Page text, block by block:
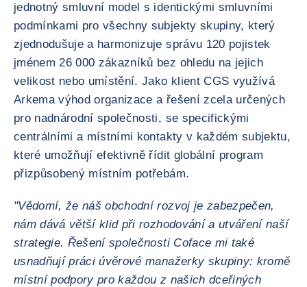
jednotný smluvní model s identickými smluvními
podmínkami pro všechny subjekty skupiny, který
zjednodušuje a harmonizuje správu 120 pojistek
jménem 26 000 zákazníků bez ohledu na jejich
velikost nebo umístění. Jako klient CGS využívá
Arkema výhod organizace a řešení zcela určených
pro nadnárodní společnosti, se specifickými
centrálními a místními kontakty v každém subjektu,
které umožňují efektivně řídit globální program
přizpůsobený místním potřebám.
"Vědomí, že náš obchodní rozvoj je zabezpečen,
nám dává větší klid při rozhodování a utváření naší
strategie. Řešení společnosti Coface mi také
usnadňují práci úvěrové manažerky skupiny: kromě
místní podpory pro každou z našich dceřiných